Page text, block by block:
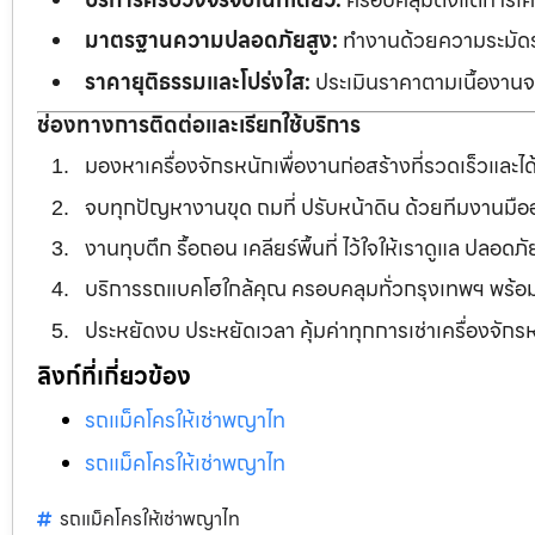
มาตรฐานความปลอดภัยสูง: ทำงานด้วยความระมั
ราคายุติธรรมและโปร่งใส: ประเมินราคาตามเนื้องา
ช่องทางการติดต่อและเรียกใช้บริการ
มองหาเครื่องจักรหนักเพื่องานก่อสร้างที่รวดเร็วแล
จบทุกปัญหางานขุด ถมที่ ปรับหน้าดิน ด้วยทีมงานมือ
งานทุบตึก รื้อถอน เคลียร์พื้นที่ ไว้ใจให้เราดูแล ปลอด
บริการรถแบคโฮใกล้คุณ ครอบคลุมทั่วกรุงเทพฯ พร้
ประหยัดงบ ประหยัดเวลา คุ้มค่าทุกการเช่าเครื่องจั
ลิงก์ที่เกี่ยวข้อง
รถแม็คโครให้เช่าพญาไท
รถแม็คโครให้เช่าพญาไท
รถแม็คโครให้เช่าพญาไท